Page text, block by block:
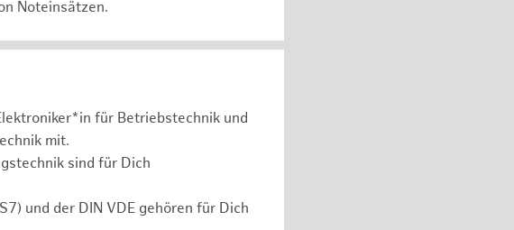
Noteinsätzen.
für Betriebstechnik und
mit.
sind für Dich
und der DIN VDE gehören für Dich